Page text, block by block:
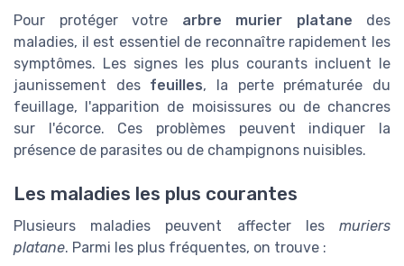
Pour protéger votre arbre murier platane des
maladies, il est essentiel de reconnaître rapidement les
symptômes. Les signes les plus courants incluent le
jaunissement des feuilles, la perte prématurée du
feuillage, l'apparition de moisissures ou de chancres
sur l'écorce. Ces problèmes peuvent indiquer la
présence de parasites ou de champignons nuisibles.
Les maladies les plus courantes
Plusieurs maladies peuvent affecter les muriers
platane. Parmi les plus fréquentes, on trouve :